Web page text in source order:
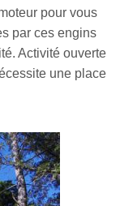
pour vous
par ces engins
Activité ouverte
une place